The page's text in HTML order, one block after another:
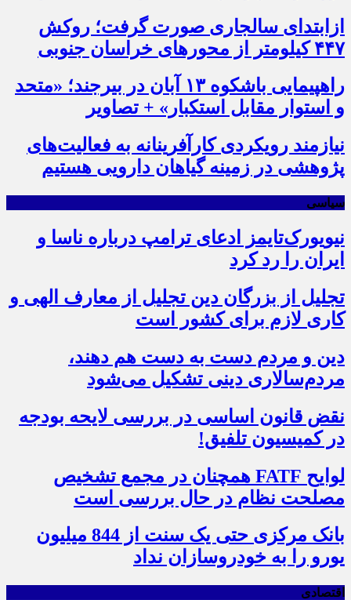
ازابتدای سالجاری صورت گرفت؛ روکش
۴۴۷ کیلومتر از محورهای خراسان جنوبی
راهپیمایی باشکوه ۱۳ آبان در بیرجند؛ «متحد
و استوار مقابل استکبار» + تصاویر
نیازمند رویکردی کارآفرینانه به فعالیت‌های
پژوهشی در زمینه گیاهان دارویی هستیم
سیاسی
نیویورک‌تایمز ادعای ترامپ درباره ناسا و
ایران را رد کرد
تجلیل از بزرگان دین تجلیل از معارف الهی و
کاری لازم برای کشور است
دین و مردم دست به‌ دست هم دهند،
مردم‌سالاری دینی تشکیل می‌شود
نقض قانون اساسی در بررسی لایحه بودجه
در کمیسیون تلفیق!
لوایح FATF همچنان در مجمع تشخیص
مصلحت نظام در حال بررسی است
بانک مرکزی حتی یک سنت از 844 میلیون
یورو را به خودروسازان نداد
اقتصادی